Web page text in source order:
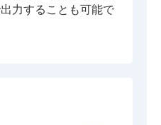
力することも可能で